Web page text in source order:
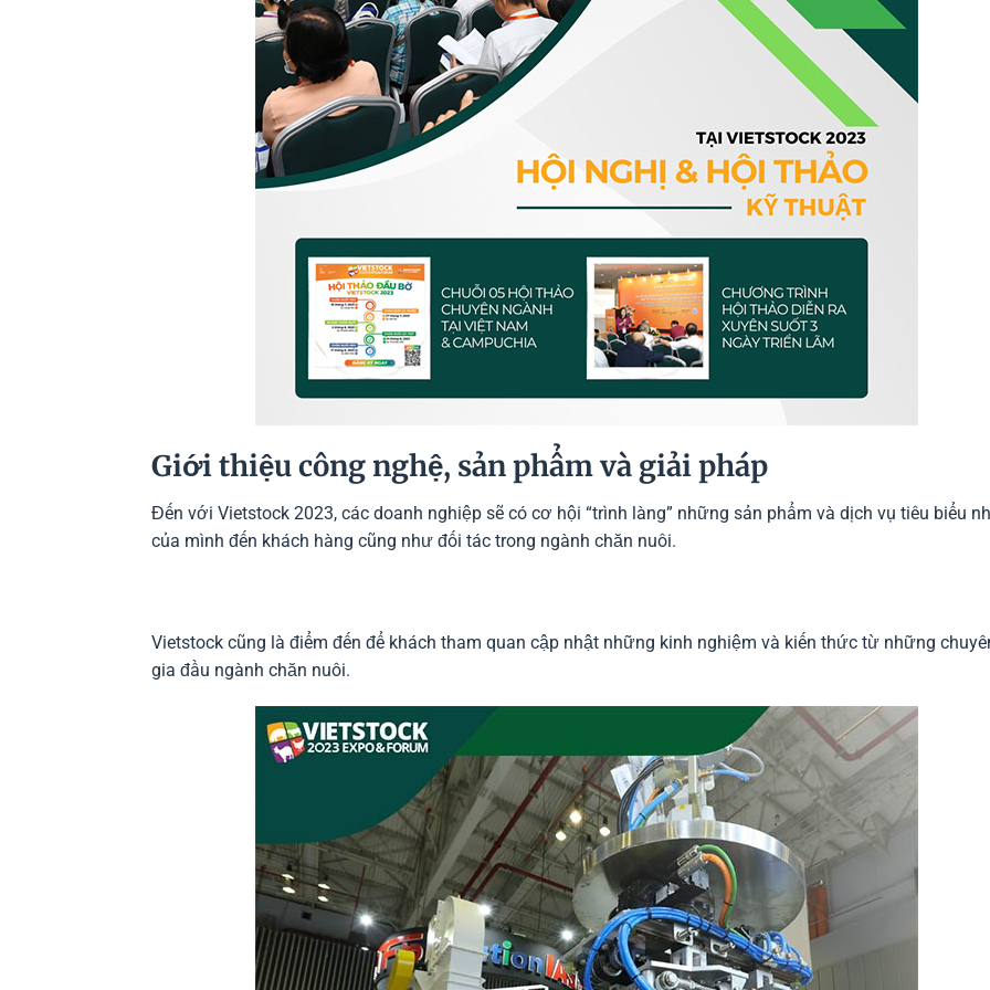
Giới thiệu công nghệ, sản phẩm và giải pháp
Đến với Vietstock 2023, các doanh nghiệp sẽ có cơ hội “trình làng” những sản phẩm và dịch vụ tiêu biểu
của mình đến khách hàng cũng như đối tác trong ngành chăn nuôi.
Vietstock cũng là điểm đến để khách tham quan cập nhật những kinh nghiệm và kiến thức từ những
gia đầu ngành chăn nuôi.